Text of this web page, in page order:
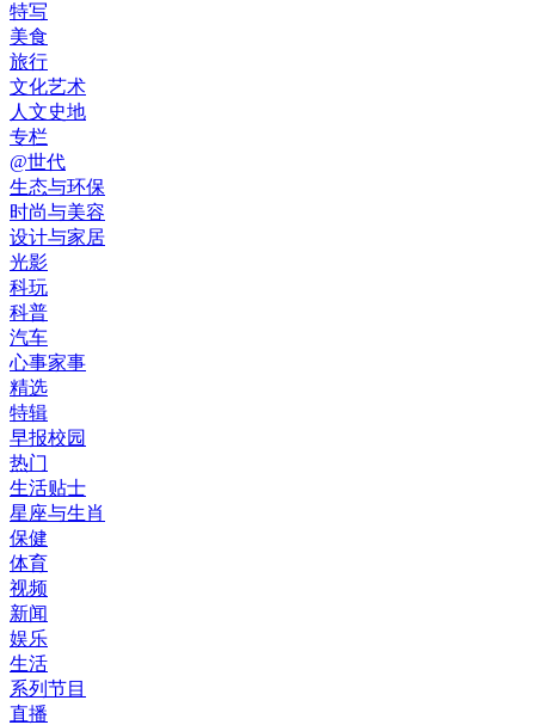
特写
美食
旅行
文化艺术
人文史地
专栏
@世代
生态与环保
时尚与美容
设计与家居
光影
科玩
科普
汽车
心事家事
精选
特辑
早报校园
热门
生活贴士
星座与生肖
保健
体育
视频
新闻
娱乐
生活
系列节目
直播